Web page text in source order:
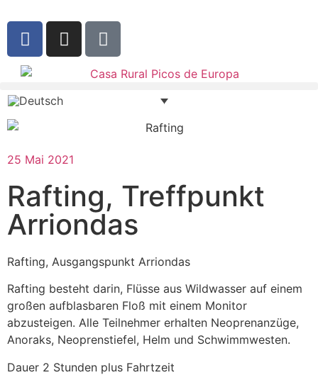
25 Mai 2021
Rafting, Treffpunkt
Arriondas
Rafting, Ausgangspunkt Arriondas
Rafting besteht darin, Flüsse aus Wildwasser auf einem
großen aufblasbaren Floß mit einem Monitor
abzusteigen. Alle Teilnehmer erhalten Neoprenanzüge,
Anoraks, Neoprenstiefel, Helm und Schwimmwesten.
Dauer 2 Stunden plus Fahrtzeit